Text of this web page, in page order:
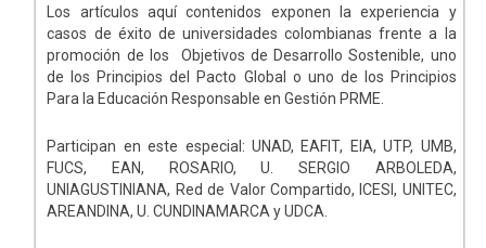
Los artículos aquí contenidos exponen la experiencia y
casos de éxito de universidades colombianas frente a la
promoción de los Objetivos de Desarrollo Sostenible, uno
de los Principios del Pacto Global o uno de los Principios
Para la Educación Responsable en Gestión PRME.
Participan en este especial: UNAD, EAFIT, EIA, UTP, UMB,
FUCS, EAN, ROSARIO, U. SERGIO ARBOLEDA,
UNIAGUSTINIANA, Red de Valor Compartido, ICESI, UNITEC,
AREANDINA, U. CUNDINAMARCA y UDCA.